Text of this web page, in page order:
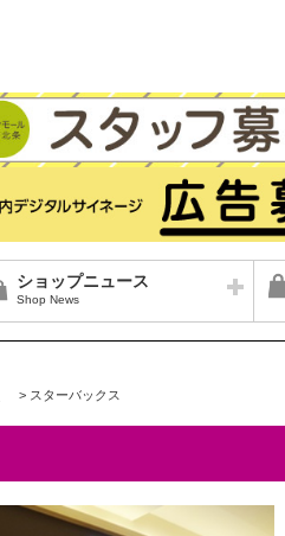
ショップニュース
Shop News
> スターバックス